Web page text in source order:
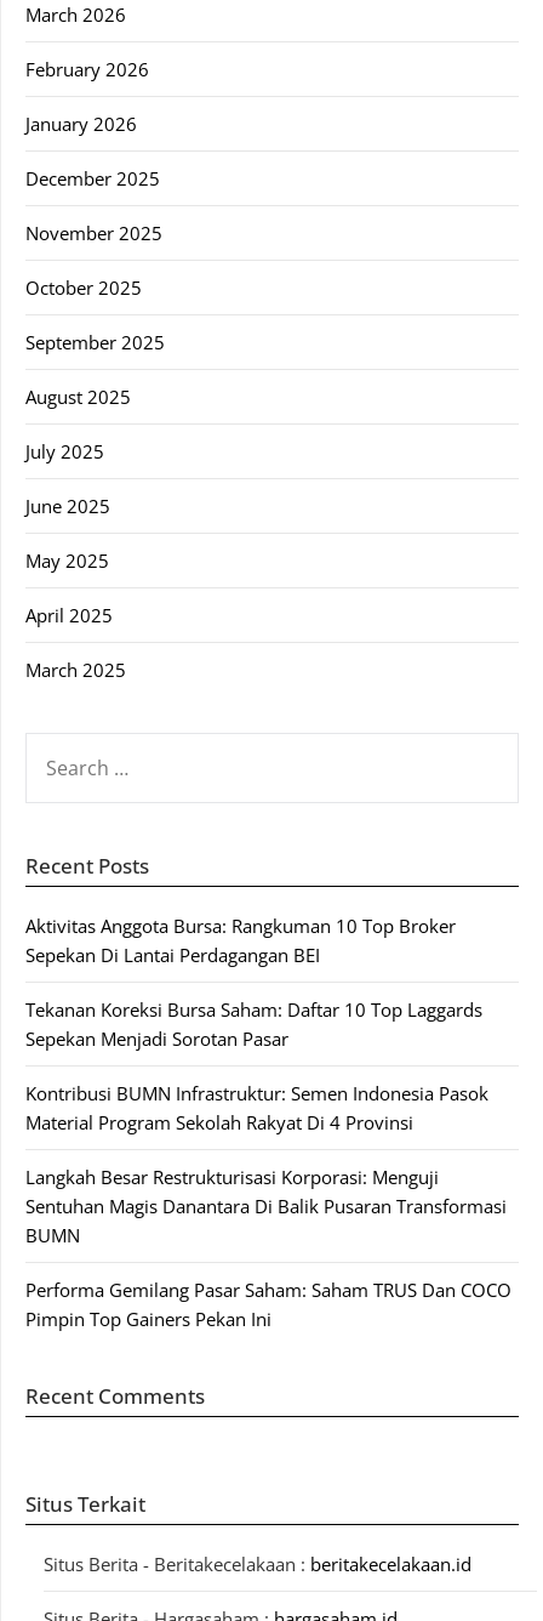
March 2026
February 2026
January 2026
December 2025
November 2025
October 2025
September 2025
August 2025
July 2025
June 2025
May 2025
April 2025
March 2025
FOR:
Recent Posts
Aktivitas Anggota Bursa: Rangkuman 10 Top Broker
Sepekan Di Lantai Perdagangan BEI
Tekanan Koreksi Bursa Saham: Daftar 10 Top Laggards
Sepekan Menjadi Sorotan Pasar
Kontribusi BUMN Infrastruktur: Semen Indonesia Pasok
Material Program Sekolah Rakyat Di 4 Provinsi
Langkah Besar Restrukturisasi Korporasi: Menguji
Sentuhan Magis Danantara Di Balik Pusaran Transformasi
BUMN
Performa Gemilang Pasar Saham: Saham TRUS Dan COCO
Pimpin Top Gainers Pekan Ini
Recent Comments
Situs Terkait
Situs Berita - Beritakecelakaan : beritakecelakaan.id